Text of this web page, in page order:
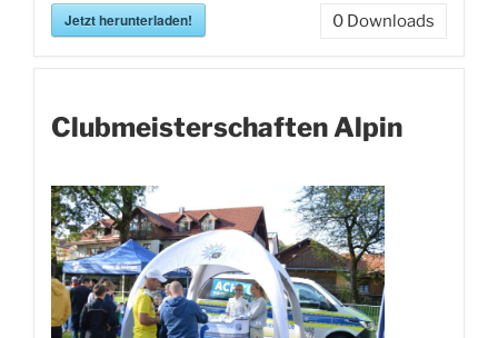
Jetzt herunterladen! 0 Downloads
Clubmeisterschaften Alpin